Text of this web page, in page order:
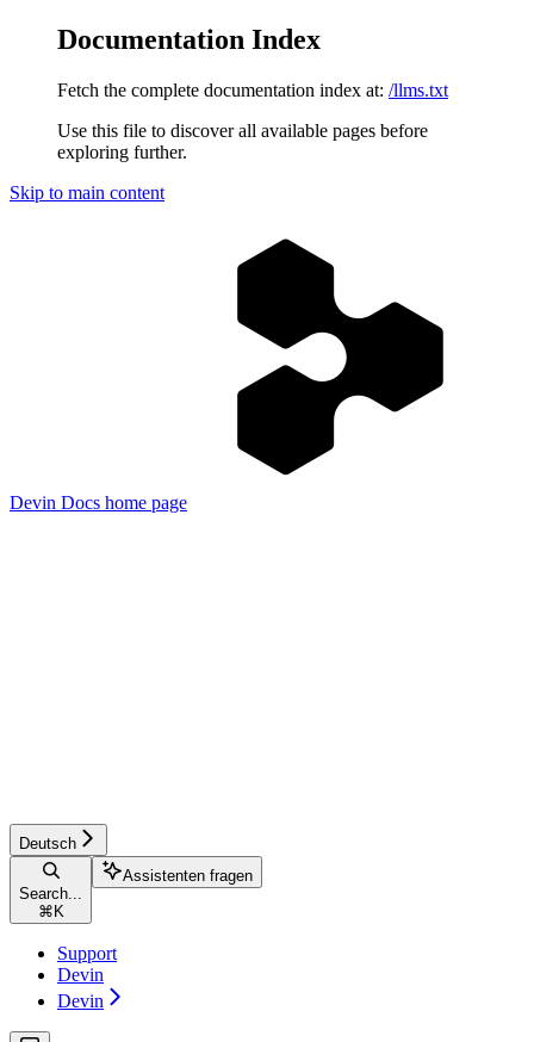
Documentation Index
Fetch the complete documentation index at: /llms.txt
Use this file to discover all available pages before
exploring further.
Skip to main content
Devin Docs home page
Deutsch
Search...
⌘ K
Assistenten fragen
Support
Devin
Devin